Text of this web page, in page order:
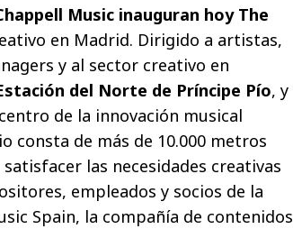
Music inauguran hoy The
en Madrid. Dirigido a artistas,
y al sector creativo en
del Norte de Príncipe Pío, y
de la innovación musical
consta de más de 10.000 metros
las necesidades creativas
empleados y socios de la
Spain, la compañía de contenidos